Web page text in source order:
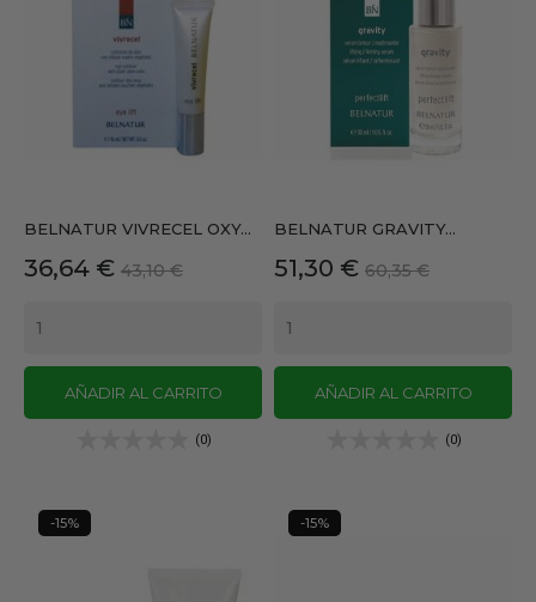
BELNATUR VIVRECEL OXY...
Precio
36,64 € Precio
43,10 €
AÑADIR AL CARRITO
(0)
BELNATUR GRAVITY...
Precio
51,30 € Precio
60,35 €
AÑADIR AL CARRITO
(0)
-15% -15%